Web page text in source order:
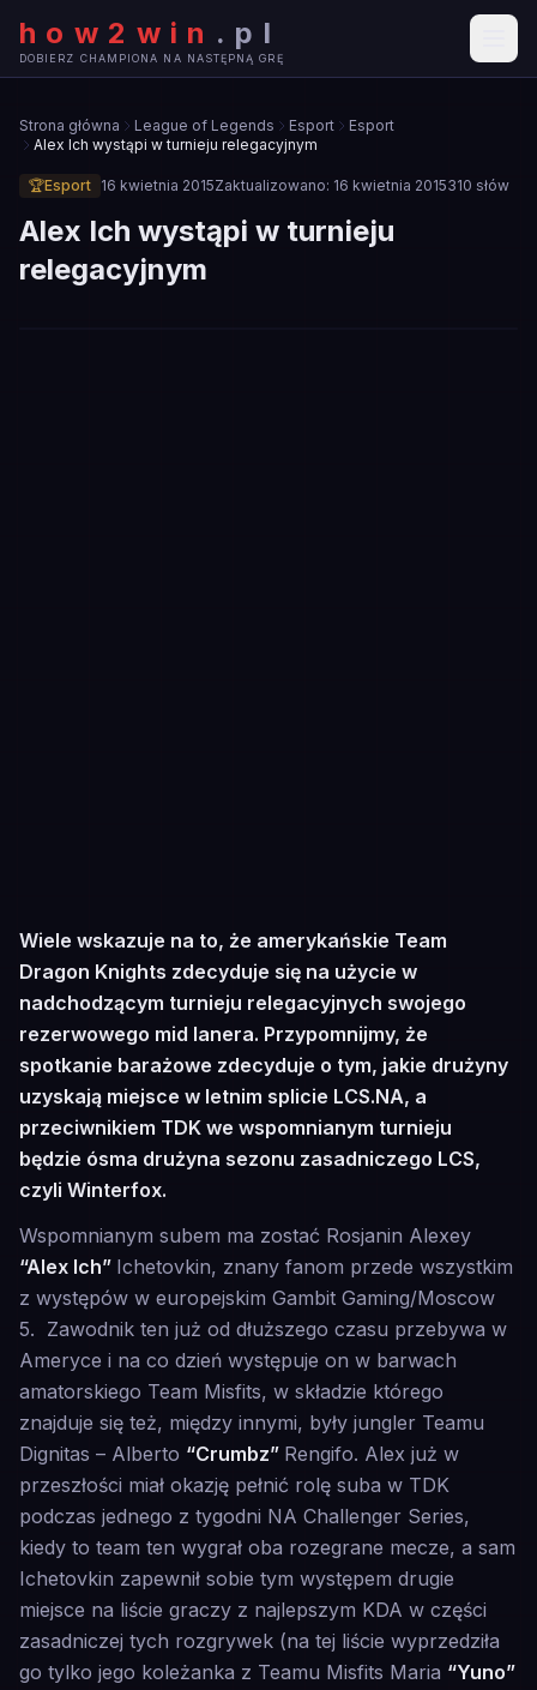
how2win . pl
DOBIERZ CHAMPIONA NA NASTĘPNĄ GRĘ
Strona główna League of Legends Esport
Esport
Alex Ich wystąpi w turnieju relegacyjnym
🏆Esport 16 kwietnia 2015Zaktualizowano: 16 kwietnia 2015310 słów
Alex Ich wystąpi w turnieju
relegacyjnym
Wiele wskazuje na to, że amerykańskie Team
Dragon Knights zdecyduje się na użycie w
nadchodzącym turnieju relegacyjnych swojego
rezerwowego mid lanera. Przypomnijmy, że
spotkanie barażowe zdecyduje o tym, jakie drużyny
uzyskają miejsce w letnim splicie LCS.NA, a
przeciwnikiem TDK we wspomnianym turnieju
będzie ósma drużyna sezonu zasadniczego LCS,
czyli Winterfox.
Wspomnianym subem ma zostać Rosjanin Alexey
“Alex Ich” Ichetovkin, znany fanom przede wszystkim
z występów w europejskim Gambit Gaming/Moscow
5. Zawodnik ten już od dłuższego czasu przebywa w
Ameryce i na co dzień występuje on w barwach
amatorskiego Team Misfits, w składzie którego
znajduje się też, między innymi, były jungler Teamu
Dignitas – Alberto “Crumbz” Rengifo. Alex już w
przeszłości miał okazję pełnić rolę suba w TDK
podczas jednego z tygodni NA Challenger Series,
kiedy to team ten wygrał oba rozegrane mecze, a sam
Ichetovkin zapewnił sobie tym występem drugie
miejsce na liście graczy z najlepszym KDA w części
zasadniczej tych rozgrywek (na tej liście wyprzedziła
go tylko jego koleżanka z Teamu Misfits Maria “Yuno”